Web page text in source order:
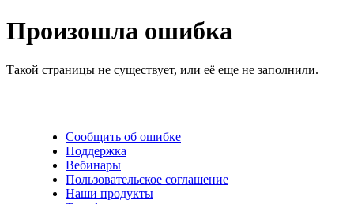
Произошла ошибка
Такой страницы не существует, или её еще не заполнили.
Сообщить об ошибке
Поддержка
Вебинары
Пользовательское соглашение
Наши продукты